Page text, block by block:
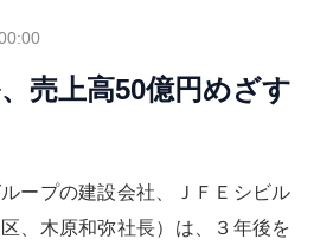
売上高50億円めざす
ープの建設会社、ＪＦＥシビル
、木原和弥社長）は、３年後を